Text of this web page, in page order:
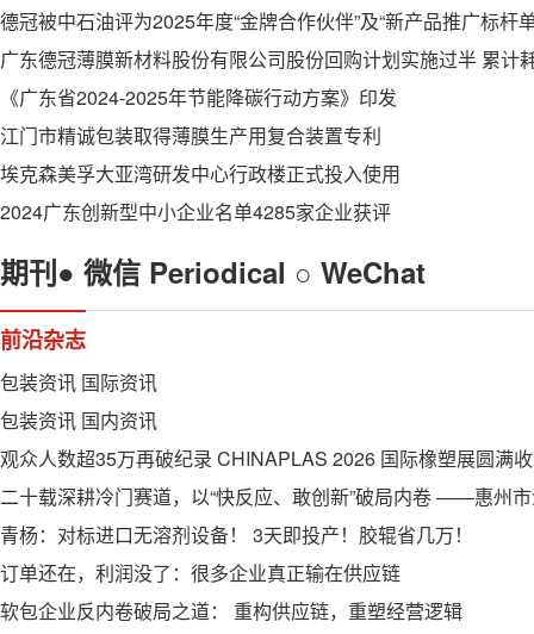
德冠被中石油评为2025年度“金牌合作伙伴”及“新产品推广标杆
《广东省2024-2025年节能降碳行动方案》印发
江门市精诚包装取得薄膜生产用复合装置专利
埃克森美孚大亚湾研发中心行政楼正式投入使用
2024广东创新型中小企业名单4285家企业获评
期刊● 微信 Periodical ○ WeChat
前沿杂志
包装资讯 国际资讯
包装资讯 国内资讯
观众人数超35万再破纪录 CHINAPLAS 2026 国际橡塑展圆满
青杨：对标进口无溶剂设备！ 3天即投产！胶辊省几万！
订单还在，利润没了：很多企业真正输在供应链
软包企业反内卷破局之道： 重构供应链，重塑经营逻辑